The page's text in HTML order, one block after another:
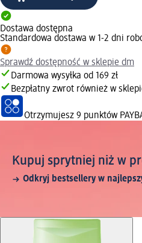
Dostawa dostępna
Standardowa dostawa w 1-2 dni
Sprawdź dostępność w sklepie dm
Darmowa wysyłka od 169 zł
Bezpłatny zwrot również w
Otrzymujesz 9 punktów
Kupuj sprytniej niż w
Odkryj bestsellery w